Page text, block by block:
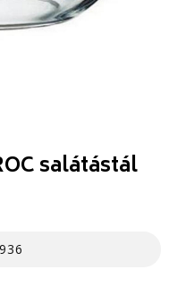
salátástál